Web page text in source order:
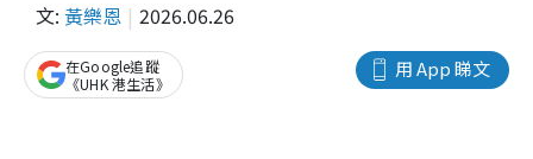
文: 黃樂恩 2026.06.26
用 App 睇文
在Google追蹤
《UHK 港生活》